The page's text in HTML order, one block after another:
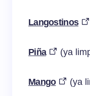
Langostinos
Piña (ya
Mango (ya